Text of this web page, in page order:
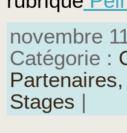
novembre
Catégorie :
Stages |